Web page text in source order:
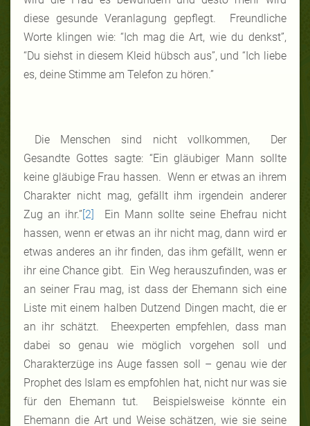
diese gesunde Veranlagung gepflegt. Freundliche
Worte klingen wie: “Ich mag die Art, wie du denkst”,
“Du siehst in diesem Kleid hübsch aus”, und “Ich liebe
es, deine Stimme am Telefon zu hören.”
Die Menschen sind nicht vollkommen, Der
Gesandte Gottes sagte: “Ein gläubiger Mann sollte
keine gläubige Frau hassen. Wenn er etwas an ihrem
Charakter nicht mag, gefällt ihm irgendein anderer
Zug an ihr.”[2]
Ein Mann sollte seine Ehefrau nicht
hassen, wenn er etwas an ihr nicht mag, dann wird er
etwas anderes an ihr finden, das ihm gefällt, wenn er
ihr eine Chance gibt. Ein Weg herauszufinden, was er
an seiner Frau mag, ist dass der Ehemann sich eine
Liste mit einem halben Dutzend Dingen macht, die er
an ihr schätzt. Eheexperten empfehlen, dass man
dabei so genau wie möglich vorgehen soll und
Charakterzüge ins Auge fassen soll – genau wie der
Prophet des Islam es empfohlen hat, nicht nur was sie
für den Ehemann tut. Beispielsweise könnte ein
Ehemann die Art und Weise schätzen, wie sie seine